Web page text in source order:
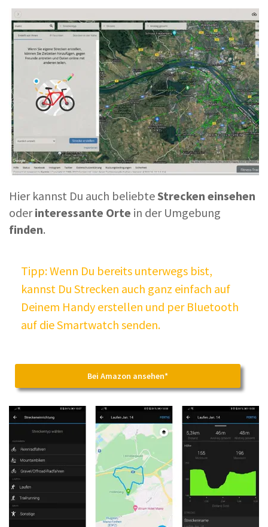
Hier kannst Du auch beliebteStrecken einsehen
oderinteressante Orte in der Umgebung
finden.
Tipp: Wenn Du bereits unterwegs bist,
kannst Du Strecken auch ganz einfach auf
Deinem Handy erstellen und per Bluetooth
auf die Smartwatch senden.
Bei Amazon ansehen*